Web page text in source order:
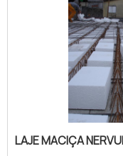
LAJE MACIÇA